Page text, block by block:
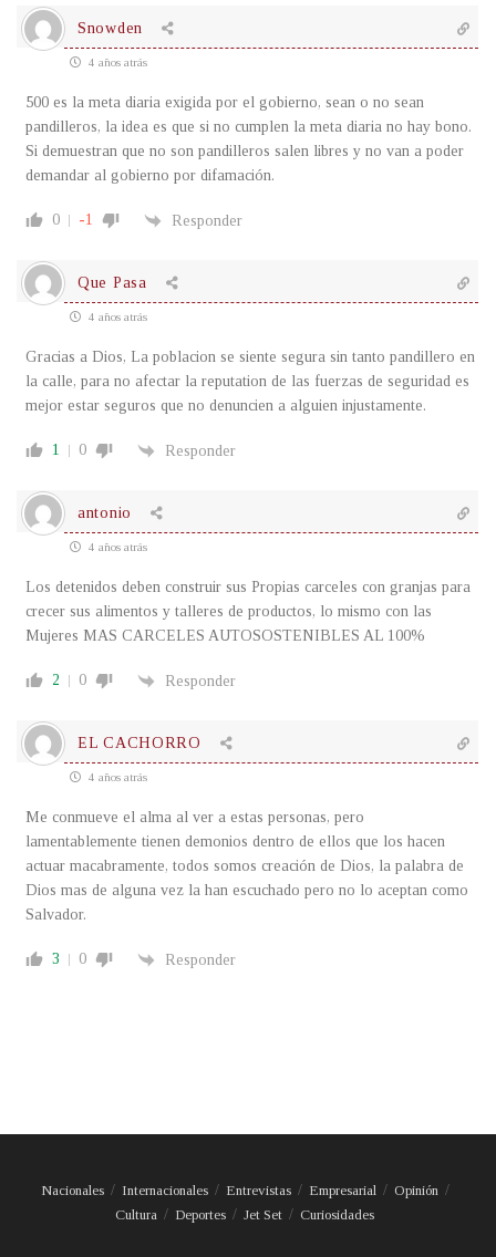
Snowden
4 años atrás
500 es la meta diaria exigida por el gobierno, sean o no sean
pandilleros, la idea es que si no cumplen la meta diaria no hay bono.
Si demuestran que no son pandilleros salen libres y no van a poder
demandar al gobierno por difamación.
0 -1 Responder
Que Pasa
4 años atrás
Gracias a Dios, La poblacion se siente segura sin tanto pandillero en
la calle, para no afectar la reputation de las fuerzas de seguridad es
mejor estar seguros que no denuncien a alguien injustamente.
1 0 Responder
antonio
4 años atrás
Los detenidos deben construir sus Propias carceles con granjas para
crecer sus alimentos y talleres de productos, lo mismo con las
Mujeres MAS CARCELES AUTOSOSTENIBLES AL 100%
2 0 Responder
EL CACHORRO
4 años atrás
Me conmueve el alma al ver a estas personas, pero
lamentablemente tienen demonios dentro de ellos que los hacen
actuar macabramente, todos somos creación de Dios, la palabra de
Dios mas de alguna vez la han escuchado pero no lo aceptan como
Salvador.
3 0 Responder
Nacionales Internacionales Entrevistas Empresarial
Opinión
Cultura
Deportes Jet Set Curiosidades